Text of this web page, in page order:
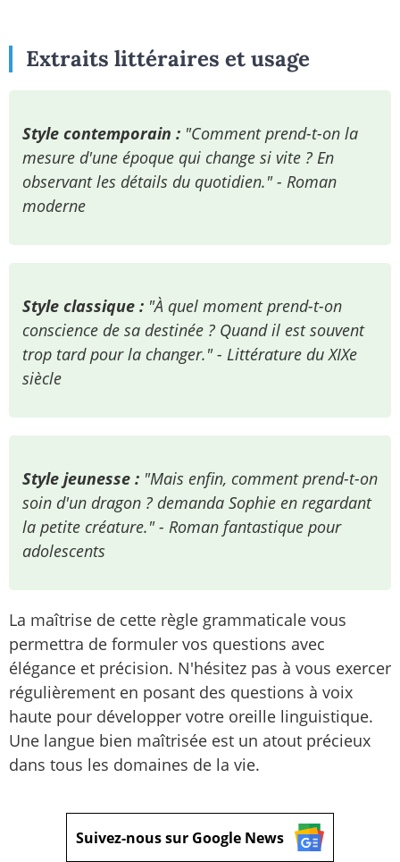
Extraits littéraires et usage
Style contemporain : "Comment prend-t-on la
mesure d'une époque qui change si vite ? En
observant les détails du quotidien." - Roman
moderne
Style classique : "À quel moment prend-t-on
conscience de sa destinée ? Quand il est souvent
trop tard pour la changer." - Littérature du XIXe
siècle
Style jeunesse : "Mais enfin, comment prend-t-on
soin d'un dragon ? demanda Sophie en regardant
la petite créature." - Roman fantastique pour
adolescents
La maîtrise de cette règle grammaticale vous
permettra de formuler vos questions avec
élégance et précision. N'hésitez pas à vous exercer
régulièrement en posant des questions à voix
haute pour développer votre oreille linguistique.
Une langue bien maîtrisée est un atout précieux
dans tous les domaines de la vie.
Suivez-nous sur Google News